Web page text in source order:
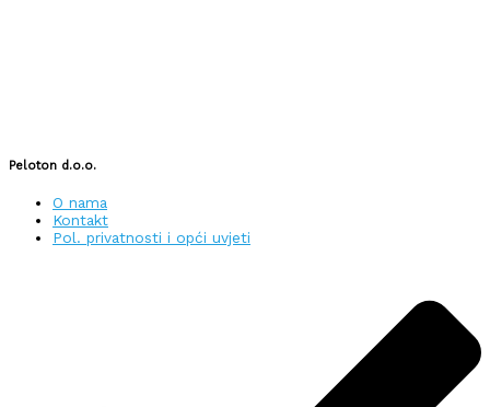
Peloton d.o.o.
O nama
Kontakt
Pol. privatnosti i opći uvjeti